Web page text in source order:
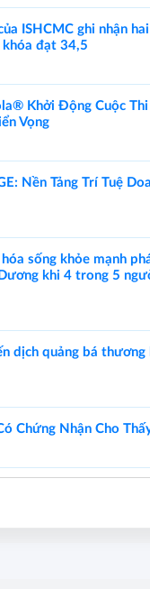
ISHCMC ghi nhận
đạt 34,5
Khởi Động Cuộc
Vọng
Nền Tảng Trí Tuệ
sống khỏe mạnh
khi 4 trong 5
dịch quảng bá
Chứng Nhận Cho